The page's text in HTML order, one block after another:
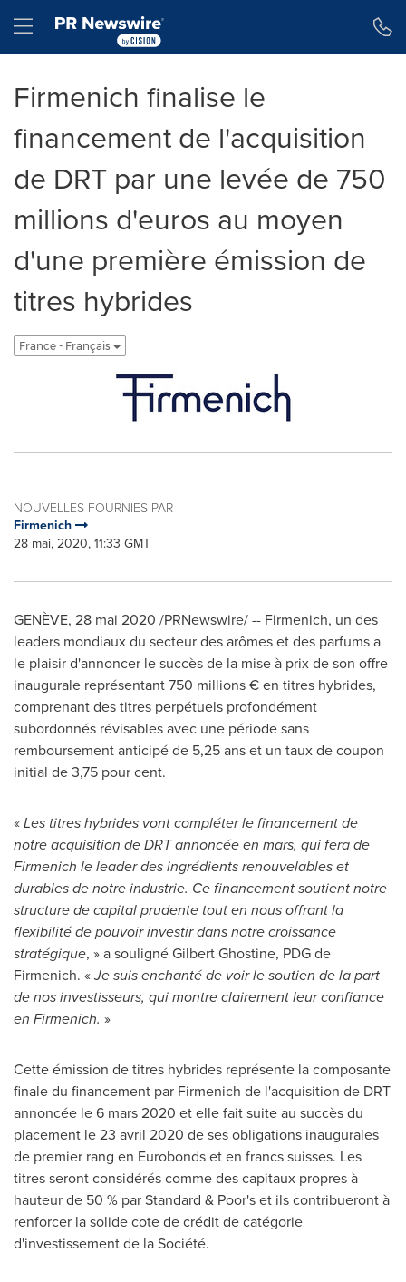
Hamburger menu
Firmenich finalise le
financement de l'acquisition
de DRT par une levée de 750
millions d'euros au moyen
d'une première émission de
titres hybrides
France - Français
NOUVELLES FOURNIES PAR
Firmenich
28 mai, 2020, 11:33 GMT
GENÈVE, 28 mai 2020 /PRNewswire/ -- Firmenich, un des
leaders mondiaux du secteur des arômes et des parfums a
le plaisir d'annoncer le succès de la mise à prix de son offre
inaugurale représentant 750 millions € en titres hybrides,
comprenant des titres perpétuels profondément
subordonnés révisables avec une période sans
remboursement anticipé de 5,25 ans et un taux de coupon
initial de 3,75 pour cent.
«Les titres hybrides vont compléter le financement de
notre acquisition de DRT annoncée en mars, qui fera de
Firmenich le leader des ingrédients renouvelables et
durables de notre industrie. Ce financement soutient notre
structure de capital prudente tout en nous offrant la
flexibilité de pouvoir investir dans notre croissance
stratégique, » a soulignéGilbert Ghostine, PDG de
Firmenich. «Je suis enchanté de voir le soutien de la part
de nos investisseurs, qui montre clairement leur confiance
en Firmenich. »
Cette émission de titres hybrides représente la composante
finale du financement par Firmenich de l'acquisition de DRT
annoncée le 6 mars2020 etelle fait suite au succès du
placement le 23 avril 2020 de ses obligations inaugurales
de premier rang en Eurobonds et en francs suisses. Les
titres seront considérés comme des capitaux propres à
hauteur de 50 % par Standard & Poor's et ils contribueront à
renforcer la solide cote de crédit de catégorie
d'investissement de la Société.